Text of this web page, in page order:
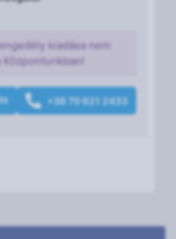
kiadása nem
+36 70 621 2433